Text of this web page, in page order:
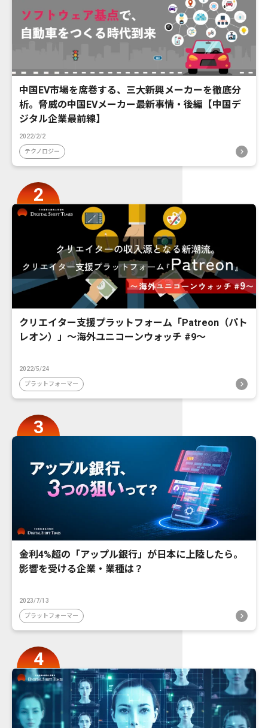
中国EV市場を席巻する、三大新興メーカーを徹底分
析。脅威の中国EVメーカー最新事情・後編【中国デ
ジタル企業最前線】
2022/2/2
テクノロジー
クリエイター支援プラットフォーム「Patreon（パト
レオン）」〜海外ユニコーンウォッチ #9〜
2022/5/24
プラットフォーマー
金利4%超の「アップル銀行」が日本に上陸したら。
影響を受ける企業・業種は？
2023/7/13
プラットフォーマー